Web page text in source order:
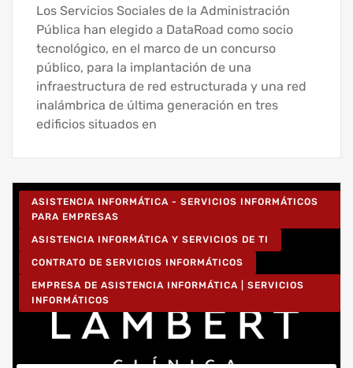
Los Servicios Sociales de la Administración
Pública han elegido a DataRoad como socio
tecnológico, en el marco de un concurso
público, para la implantación de una
infraestructura de red estructurada y una red
inalámbrica de última generación en tres
edificios situados en
ASISTENCIA INFORMÁTICA - SERVICIOS INFORMÁTICOS
PARA EMPRESAS
ASISTENCIA INFORMÁTICA Y SERVICIOS DE TI
CONTRATO DE SERVICIOS INFORMÁTICOS
EMPRESA DE ASISTENCIA INFORMÁTICA | SERVICIOS
INFORMÁTICOS